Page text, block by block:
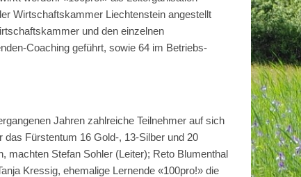
Wirtschaftskammer Liechtenstein angestellt
und den einzelnen
Coaching geführt, sowie 64 im Betriebs-
Jahren zahlreiche Teilnehmer auf sich
Fürstentum 16 Gold-, 13-Silber und 20
machten Stefan Sohler (Leiter); Reto Blumenthal
Kressig, ehemalige Lernende «100pro!» die